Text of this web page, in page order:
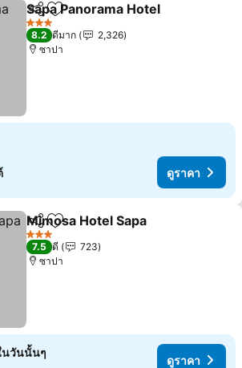
แชร์ เพิ่มในรายการโปรด
Sapa Panorama Hotel
3 ดาว
8.2 ดีมาก
2,326
ซาปา
ดูราคา
แชร์ เพิ่มในรายการโปรด
Mimosa Hotel Sapa
3 ดาว
7.5 ดี
723
ซาปา
นวันนั้นๆ
ดูราคา